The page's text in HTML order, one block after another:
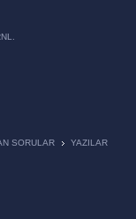
SORULAR YAZILAR